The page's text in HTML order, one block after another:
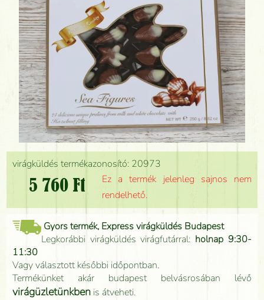
virágküldés termékazonosító: 20973
5 760 Ft
Ez a termék jelenleg sajnos nem
rendelhető.
Gyors termék, Express virágküldés Budapest
Legkorábbi virágküldés virágfutárral: holnap 9:30-
11:30
Vagy választott későbbi időpontban.
Termékünket akár budapest belvásrosában lévő
virágüzletünkben is átveheti.